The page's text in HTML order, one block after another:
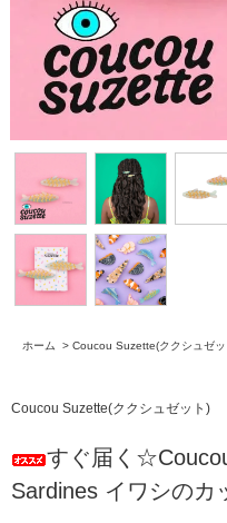
ホーム > Coucou Suzette(ククシュゼッ
Coucou Suzette(ククシュゼット)
すぐ届く
Sardines イワシのカ